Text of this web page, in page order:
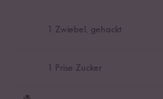
Zwiebel, gehackt
Prise Zucker